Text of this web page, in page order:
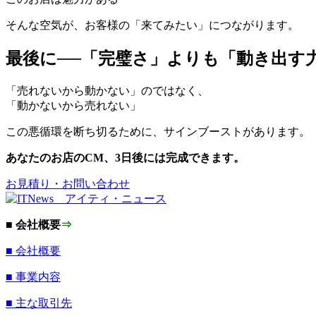
そんな空気が、お客様の「来てみたい」につながります。
最後に──「完璧さ」よりも「動き出す
「売れないから動かない」のではなく、
「動かないから売れない」
この悪循環を断ち切るために、サインブーストがあります。
あなたのお店のCM、3日後には完成できます。
お見積り・お問い合わせ
■ 会社概要⇒
■ 会社概要
■ 事業内容
■ 主な取引先